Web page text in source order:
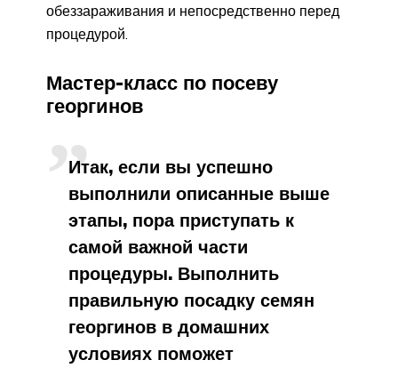
обеззараживания и непосредственно перед
процедурой.
Мастер-класс по посеву
георгинов
Итак, если вы успешно
выполнили описанные выше
этапы, пора приступать к
самой важной части
процедуры. Выполнить
правильную посадку семян
георгинов в домашних
условиях поможет